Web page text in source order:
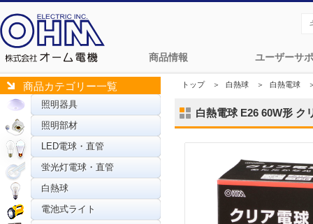
商品情報 ユーザーサ
商品カテゴリー一覧
照明器具
照明部材
LED電球・直管
蛍光灯電球・直管
白熱球
電池式ライト
トップ＞ 白熱球 ＞ 白熱電球
白熱電球 E26 60W形 ク